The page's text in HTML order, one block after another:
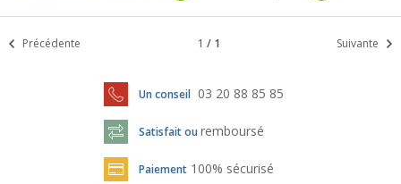
Précédente 1 / 1 Suivante
Un conseil 03 20 88 85 85
Satisfait ou remboursé
Paiement 100% sécurisé